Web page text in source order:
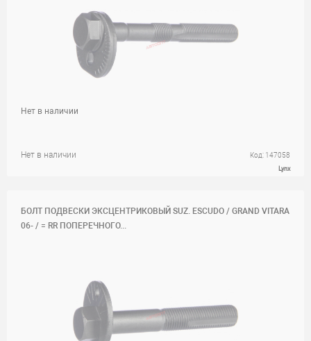
Нет в наличии Код: 147058
Lynx
Нет в наличии
БОЛТ ПОДВЕСКИ ЭКСЦЕНТРИКОВЫЙ SUZ. ESCUDO / GRAND VITARA
06- / = RR ПОПЕРЕЧНОГО...